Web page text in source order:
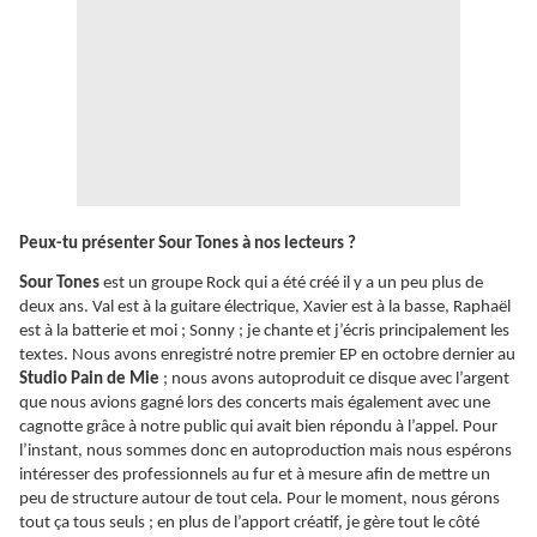
Peux-tu présenter Sour Tones à nos lecteurs ?
Sour Tones est un groupe Rock qui a été créé il y a un peu plus de
deux ans. Val est à la guitare électrique, Xavier est à la basse, Raphaël
est à la batterie et moi ; Sonny ; je chante et j’écris principalement les
textes. Nous avons enregistré notre premier EP en octobre dernier au
Studio Pain de Mie ; nous avons autoproduit ce disque avec l’argent
que nous avions gagné lors des concerts mais également avec une
cagnotte grâce à notre public qui avait bien répondu à l’appel. Pour
l’instant, nous sommes donc en autoproduction mais nous espérons
intéresser des professionnels au fur et à mesure afin de mettre un
peu de structure autour de tout cela. Pour le moment, nous gérons
tout ça tous seuls ; en plus de l’apport créatif, je gère tout le côté